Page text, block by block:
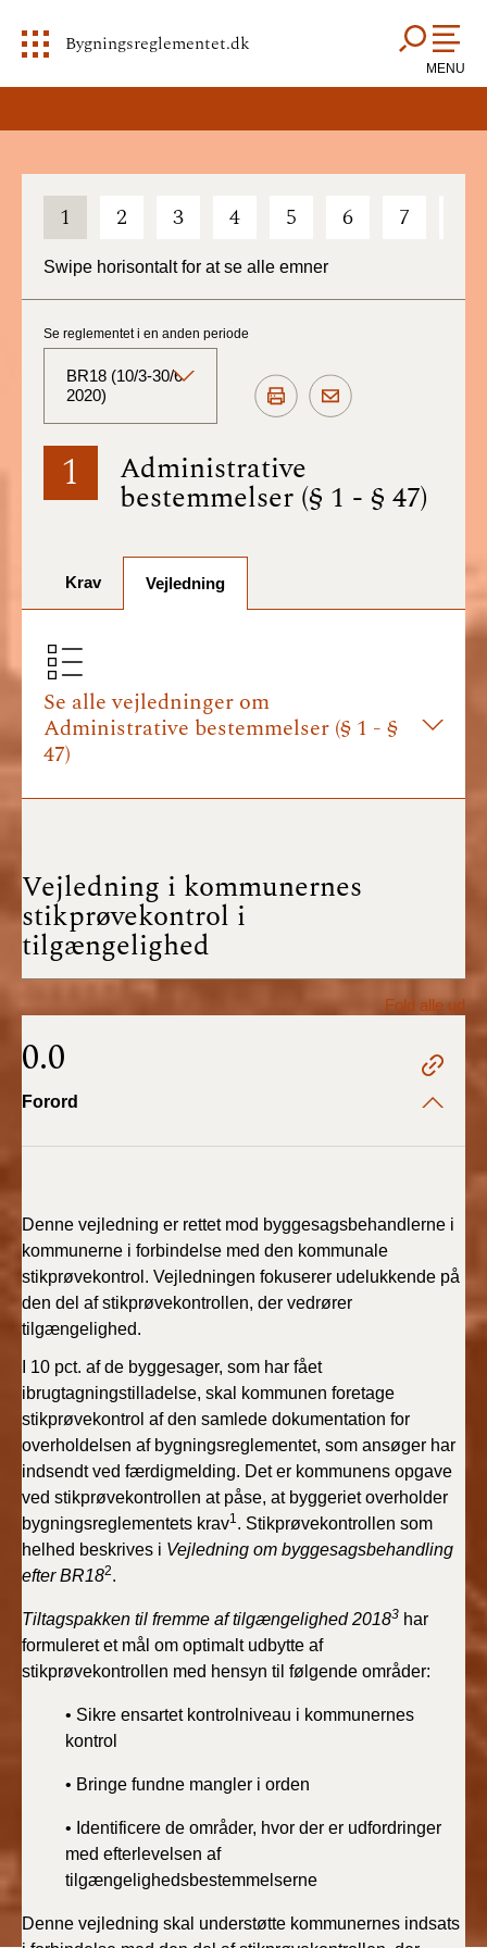
Bygningsreglementet.dk
MENU
1 2 3 4 5 6 7
Swipe horisontalt for at se alle emner
1 Administrative
bestemmelser (§ 1 - § 47)
Se reglementet i en anden periode
BR18 (10/3-30/6
2020)
BR18 (Aktuelt)
BR18 (1/7-31/12
BR18 (1/1-30/6
BR18 (1/7- 31/12
2024)
BR18 (1/1- 30/06
2024)
BR18 (17/9 - 31/12
2022)
BR18 (1/7 - 16/9
2022)
BR18 (1/7-31/12
2020)
BR18 (10/3-30/6
2020)
BR18 (1/1-9/3 2020)
BR18 (4/7-31/12
2019)
BR18 (1/1-4/7 2019)
2018)
BR18 (1/1-30/6
2018)
2010)
Krav Vejledning
Se alle vejledninger om
Administrative bestemmelser (§ 1 - §
47)
Vejledning i kommunernes
stikprøvekontrol i
tilgængelighed
Fold alle ud
0.0
Forord
Denne vejledning er rettet mod byggesagsbehandlerne i
kommunerne i forbindelse med den kommunale
stikprøvekontrol. Vejledningen fokuserer udelukkende på
den del af stikprøvekontrollen, der vedrører
tilgængelighed.
I 10 pct. af de byggesager, som har fået
ibrugtagningstilladelse, skal kommunen foretage
stikprøvekontrol af den samlede dokumentation for
overholdelsen af bygningsreglementet, som ansøger har
indsendt ved færdigmelding. Det er kommunens opgave
ved stikprøvekontrollen at påse, at byggeriet overholder
bygningsreglementets krav1 . Stikprøvekontrollen som
helhed beskrives i Vejledning om byggesagsbehandling
efter BR182.
Tiltagspakken til fremme af tilgængelighed 20183 har
formuleret et mål om optimalt udbytte af
stikprøvekontrollen med hensyn til følgende områder:
• Sikre ensartet kontrolniveau i kommunernes
kontrol
• Bringe fundne mangler i orden
• Identificere de områder, hvor der er udfordringer
med efterlevelsen af
tilgængelighedsbestemmelserne
Denne vejledning skal understøtte kommunernes indsats